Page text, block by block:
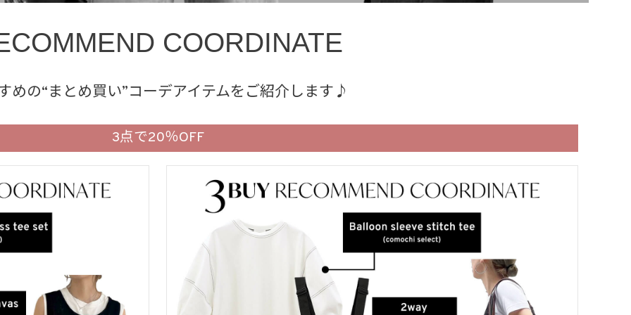
COORDINATE
めの“まとめ買い”コーデアイテムをご紹介します♪
3点で20％OFF